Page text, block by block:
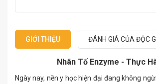
GIỚI THIỆU ĐÁNH GIÁ CỦA ĐỘC
Nhân Tố Enzyme - Thực
Ngày nay, nền y học hiện đại đang không